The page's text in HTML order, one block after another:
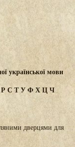
української мови
Р СТУФХЦЧ
дверцями для